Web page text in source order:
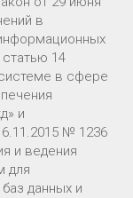
в
14
в сфере
и
№ 1236
и ведения
для
данных и